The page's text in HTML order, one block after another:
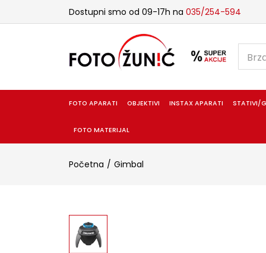
Dostupni smo od 09-17h na 035/254-594
FOTO APARATI OBJEKTIVI INSTAX APARATI STATIVI/
FOTO MATERIJAL
Početna Gimbal